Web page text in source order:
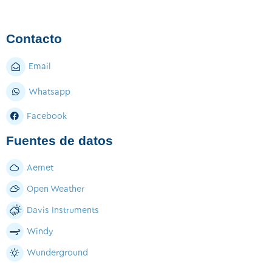
Contacto
Email
Whatsapp
Facebook
Fuentes de datos
Aemet
Open Weather
Davis Instruments
Windy
Wunderground